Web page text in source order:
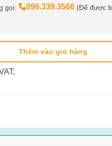
gọi:
096.339.3566 (Để được
Vỉ nhựa 100g số lượng
Thêm vào giỏ hàng